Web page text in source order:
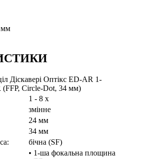
мм
Діскавері Оптікс ED-AR 1-
(FFP, Circle-Dot, 34 мм)
1 - 8 x
змінне
24 мм
34 мм
бічна (SF)
• 1-ша фокальна площина